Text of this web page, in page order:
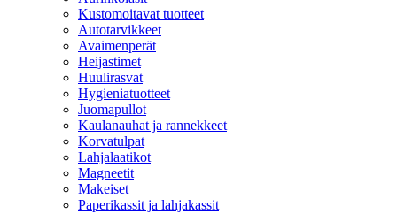
Kustomoitavat tuotteet
Autotarvikkeet
Avaimenperät
Heijastimet
Huulirasvat
Hygieniatuotteet
Juomapullot
Kaulanauhat ja rannekkeet
Korvatulpat
Lahjalaatikot
Magneetit
Makeiset
Paperikassit ja lahjakassit